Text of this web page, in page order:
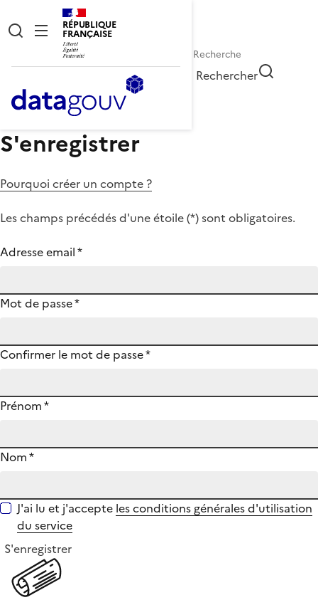
RÉPUBLIQUE
FRANÇAISE
Rechercher
S'enregistrer
Pourquoi créer un compte ?
Les champs précédés d'une étoile (*) sont obligatoires.
Adresse email*
Mot de passe*
Confirmer le mot de passe*
Prénom*
Nom*
J'ai lu et j'accepte les conditions générales d'utilisation
du service
S'enregistrer